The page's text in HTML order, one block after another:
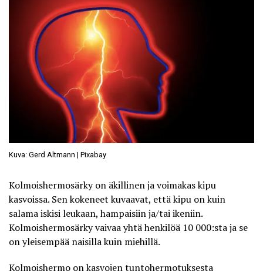
Kuva: Gerd Altmann | Pixabay
Kolmoishermosärkyon äkillinen ja voimakas kipu
kasvoissa. Sen kokeneet kuvaavat, että kipu on kuin
salama iskisi leukaan, hampaisiin ja/tai ikeniin.
Kolmoishermosärky vaivaa yhtä henkilöä 10 000:sta ja se
on yleisempää naisilla kuin miehillä.
Kolmoishermo on kasvojen tuntohermotuksesta